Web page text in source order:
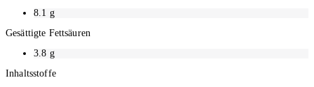
8.1 g
Gesättigte Fettsäuren
3.8 g
Inhaltsstoffe